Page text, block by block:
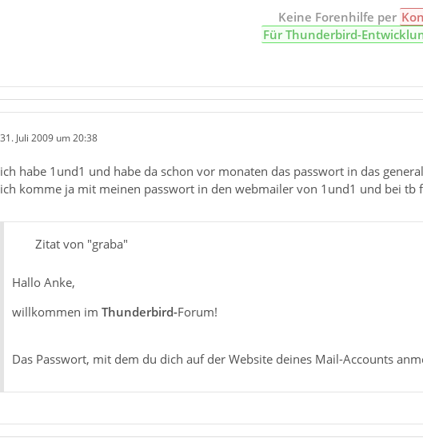
Keine Forenhilfe per
Für Thunderbird-
31. Juli 2009 um 20:38
ich habe 1und1 und habe da schon vor monaten das passwort in das
ich komme ja mit meinen passwort in den webmailer von 1und1 und bei tb
Zitat von "graba"
Hallo Anke,
willkommen im Thunderbird-Forum!
Das Passwort, mit dem du dich auf der Website deines Mail-Accounts